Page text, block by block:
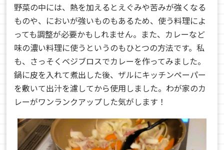
野菜の中には、熱を加えるとえぐみや苦みが強くなる
ものや、においが強いものもあるため、使う料理によ
っても調整が必要かもしれません。また、カレーなど
味の濃い料理に使うというのもひとつの方法です。私
も、さっそくベジブロスでカレーを作ってみました。
鍋に皮を入れて煮出した後、ザルにキッチンペーパー
を敷いて出汁を濾してから使用しました。わが家のカ
レーがワンランクアップした気がします！